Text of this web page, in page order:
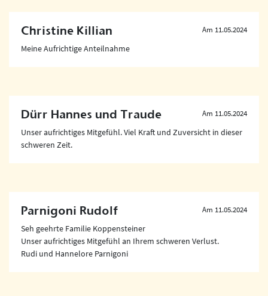
Am 11.05.2024
Christine Killian
Meine Aufrichtige Anteilnahme
Am 11.05.2024
Dürr Hannes und Traude
Unser aufrichtiges Mitgefühl. Viel Kraft und Zuversicht in dieser
schweren Zeit.
Am 11.05.2024
Parnigoni Rudolf
Seh geehrte Familie Koppensteiner
Unser aufrichtiges Mitgefühl an Ihrem schweren Verlust.
Rudi und Hannelore Parnigoni